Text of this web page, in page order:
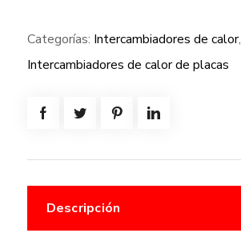
Categorías: Intercambiadores de calor,
Intercambiadores de calor de placas
Descripción